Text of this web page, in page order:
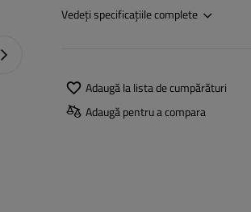
Următoarea fotografie
Vedeți specificațiile complete
Adaugă la lista de cumpărături
Adaugă pentru a compara